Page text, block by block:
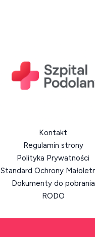
Kontakt
Regulamin strony
Polityka Prywatności
Standard Ochrony
Dokumenty do pobrania
RODO